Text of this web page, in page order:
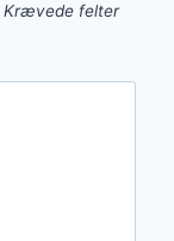
Krævede felter